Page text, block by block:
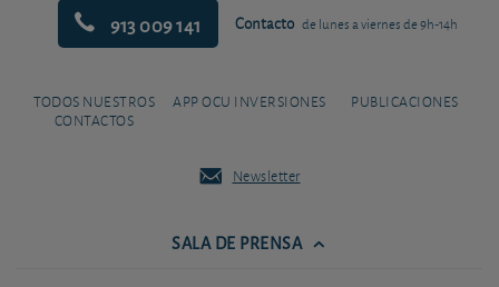
913 009 141 Contacto de lunes a viernes de 9h-14h
TODOS NUESTROS
CONTACTOS
APP OCU INVERSIONES PUBLICACIONES
Newsletter
SALA DE PRENSA